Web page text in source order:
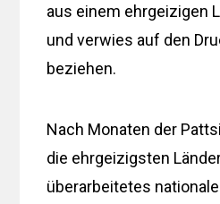
aus einem ehrgeizigen
und verwies auf den
beziehen.
Nach Monaten der
die ehrgeizigsten
überarbeitetes